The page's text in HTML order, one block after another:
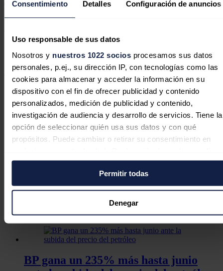
Consentimiento Detalles Configuración de anuncios
Uso responsable de sus datos
Nosotros y nuestros 1022 sociosprocesamos sus datos
personales, p.ej., su dirección IP, con tecnologías como las
cookies para almacenar y acceder la información en su
dispositivo con el fin de ofrecer publicidad y contenido
personalizados, medición de publicidad y contenido,
investigación de audiencia y desarrollo de servicios. Tiene la
opción de seleccionar quién usa sus datos y con qué
propósitos. Puede cambiar o retirar su consentimiento en
en el Menú de consentimiento.
Si lo permite, también quisiéramos:
Recopilar información sobre su ubicación geográfica
puede tener una precisión de varios metros
Identificar su dispositivo analizándolo activamente
buscar características específicas (huellas digitales)
personales y establezca sus preferencias en lasección de
Permitir todas
Denegar
de Brasil multiplicó por 32 su beneficio neto, hasta los 3.148
privada. Actualmente, Petrobras mantiene una participación del
37,5% en la compañía, después de que la petrolera estatal vendiera
en 2019, cuando mantenía una posición del 71,25% sobre BR, el
33,75% de su participación en la empresa, por más de 9.600
millones de reales (1.900 millones de euros).
Noticias relacionadas
Siemens Gamesa vuelve a beneficios
trimestrales por primera vez desde
2022 y enfila 'break-even' en 2026
Redacción05/08/2026
BP gana un 235% más hasta junio